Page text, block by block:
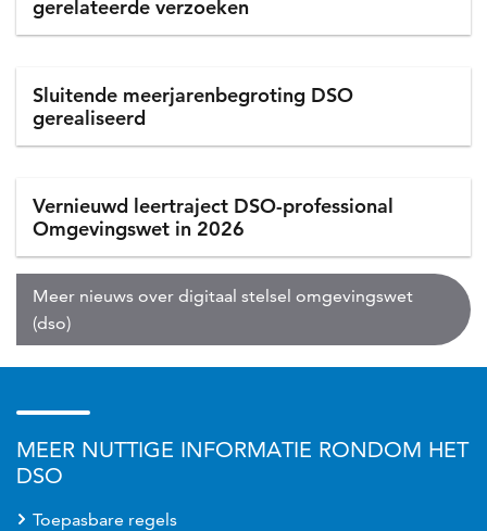
gerelateerde verzoeken
Sluitende meerjarenbegroting DSO
gerealiseerd
Vernieuwd leertraject DSO-professional
Omgevingswet in 2026
Meer nieuws over digitaal stelsel omgevingswet
(dso)
MEER NUTTIGE INFORMATIE RONDOM HET
DSO
Toepasbare regels